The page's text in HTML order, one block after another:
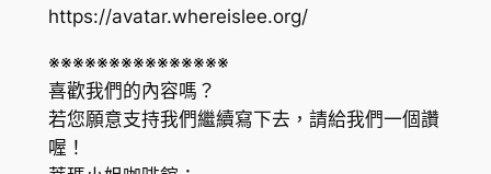
https://avatar.whereislee.org/
※※※※※※※※※※※※※※※
喜歡我們的內容嗎？
若您願意支持我們繼續寫下去，請給我們一個讚
喔！